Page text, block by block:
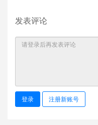
发表评论
登录 注册新账号